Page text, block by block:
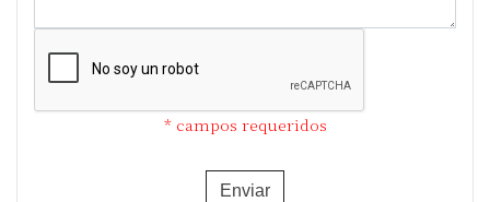
* campos requeridos
Enviar